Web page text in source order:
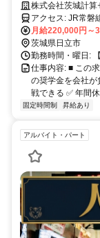
り！自社システムを
株式会社茨城計算
アクセス: JR常磐線 大甕駅より徒歩10分程度 マイカー通勤可/駐車
場有
月給220,000円～
茨城県日立市
勤務時間・曜日:
仕事内容: ■ この
の奨学金を会社が
戦できる ✅ 年間
固定時間制 昇給あり
アルバイト・パート